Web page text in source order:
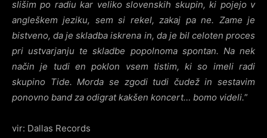
slišim po radiu kar veliko slovenskih skupin, ki pojejo v
angleškem jeziku, sem si rekel, zakaj pa ne. Zame je
bistveno, da je skladba iskrena in, da je bil celoten proces
pri ustvarjanju te skladbe popolnoma spontan. Na nek
način je tudi en poklon vsem tistim, ki so imeli radi
skupino Tide. Morda se zgodi tudi čudež in sestavim
ponovno band za odigrat kakšen koncert… bomo videli.”
vir: Dallas Records